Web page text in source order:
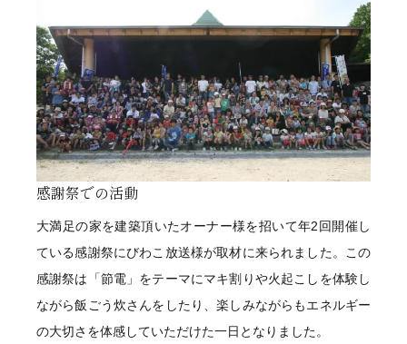
感謝祭での活動
大満足の家を建築頂いたオーナー様を招いて年2回開催し
ている感謝祭にびわこ放送様が取材に来られました。この
感謝祭は「節電」をテーマにマキ割りや火起こしを体験し
ながら飯ごう炊さんをしたり、楽しみながらもエネルギー
の大切さを体感していただけた一日となりました。